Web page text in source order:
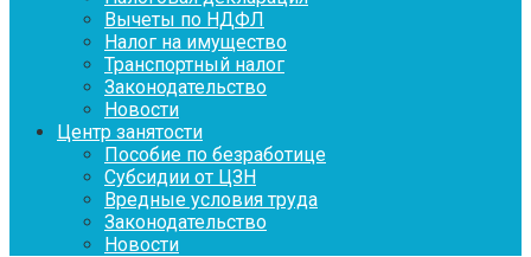
Вычеты по НДФЛ
Налог на имущество
Транспортный налог
Законодательство
Новости
Центр занятости
Пособие по безработице
Субсидии от ЦЗН
Вредные условия труда
Законодательство
Новости